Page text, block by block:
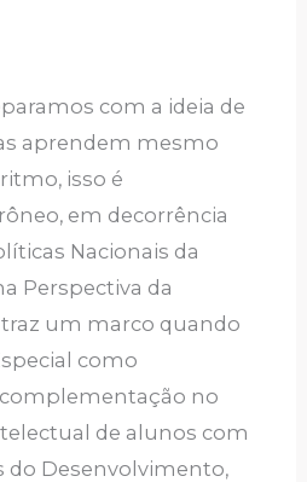
com a ideia de
aprendem mesmo
isso é
em decorrência
Nacionais da
Perspectiva da
um marco quando
como
no
de alunos com
do Desenvolvimento,